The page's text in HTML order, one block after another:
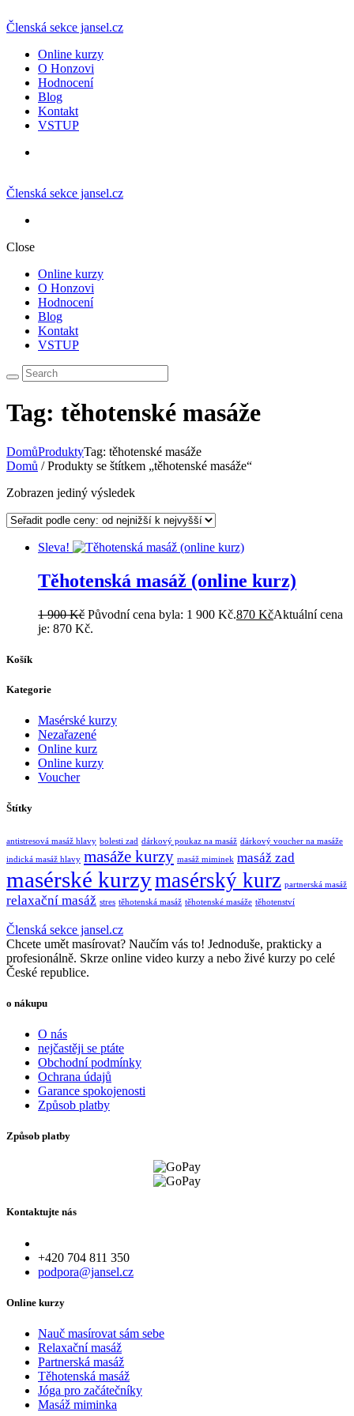
Členská sekce jansel.cz
Online kurzy
O Honzovi
Hodnocení
Blog
Kontakt
VSTUP
Členská sekce jansel.cz
Close
Online kurzy
O Honzovi
Hodnocení
Blog
Kontakt
VSTUP
Tag: těhotenské masáže
DomůProduktyTag: těhotenské masáže
Domů / Produkty se štítkem „těhotenské masáže“
Zobrazen jediný výsledek
Sleva!
Těhotenská masáž (online kurz)
1 900Kč Původní cena byla: 1 900 Kč.870 KčAktuální cena
je: 870 Kč.
Košík
Kategorie
Masérské kurzy
Nezařazené
Online kurz
Online kurzy
Voucher
Štítky
antistresová masáž hlavy bolesti zad dárkový poukaz na masáž dárkový voucher na masáže
indická masáž hlavy masáže kurzy masáž miminek masáž zad
masérské kurzymasérský kurz partnerská masáž
relaxační masáž stres těhotenská masáž těhotenské masáže těhotenství
Členská sekce jansel.cz
Chcete umět masírovat? Naučím vás to! Jednoduše, prakticky a
profesionálně. Skrze online video kurzy a nebo živé kurzy po celé
České republice.
o nákupu
O nás
nejčastěji se ptáte
Obchodní podmínky
Ochrana údajů
Garance spokojenosti
Způsob platby
Způsob platby
Kontaktujte nás
+420 704 811 350
podpora@jansel.cz
Online kurzy
Nauč masírovat sám sebe
Relaxační masáž
Partnerská masáž
Těhotenská masáž
Jóga pro začátečníky
Masáž miminka